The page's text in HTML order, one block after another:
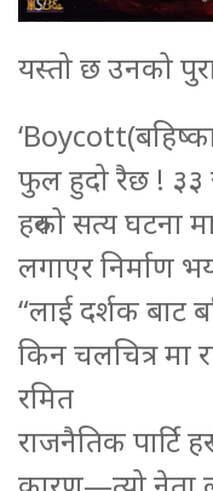
यस्तो छ उनको
फुल हुदो रैछ ! ३३
हरुको सत्य घटना
लगाएर निर्माण
“लाई दर्शक बाट
किन चलचित्र मा
रमित
राजनैतिक पार्टि